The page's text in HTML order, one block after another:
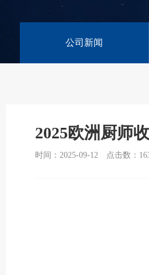
公司新闻
2025欧洲厨师
时间：2025-09-12 点击数：